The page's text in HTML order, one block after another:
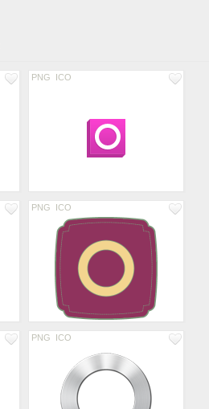
PNG ICO
PNG ICO
PNG ICO